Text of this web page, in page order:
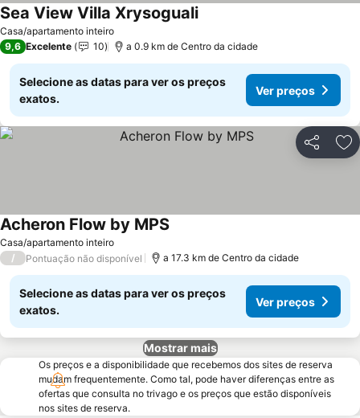
Casa/apartamento inteiro
Sea View Villa Xrysoguali
9,6 Excelente 10 a 0.9 km de Centro da cidade
Selecione as datas para ver os preços
exatos.
Ver preços
Partilhar
Casa/apartamento inteiro
Acheron Flow by ΜΡS
/ Pontuação não disponível a 17.3 km de Centro da cidade
Selecione as datas para ver os preços
exatos.
Ver preços
Mostrar mais
Os preços e a disponibilidade que recebemos dos sites de reserva
mudam frequentemente. Como tal, pode haver diferenças entre as
ofertas que consulta no trivago e os preços que estão disponíveis
nos sites de reserva.